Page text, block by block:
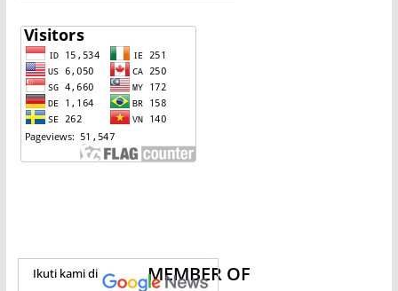
Ikuti kami di MEMBER OF